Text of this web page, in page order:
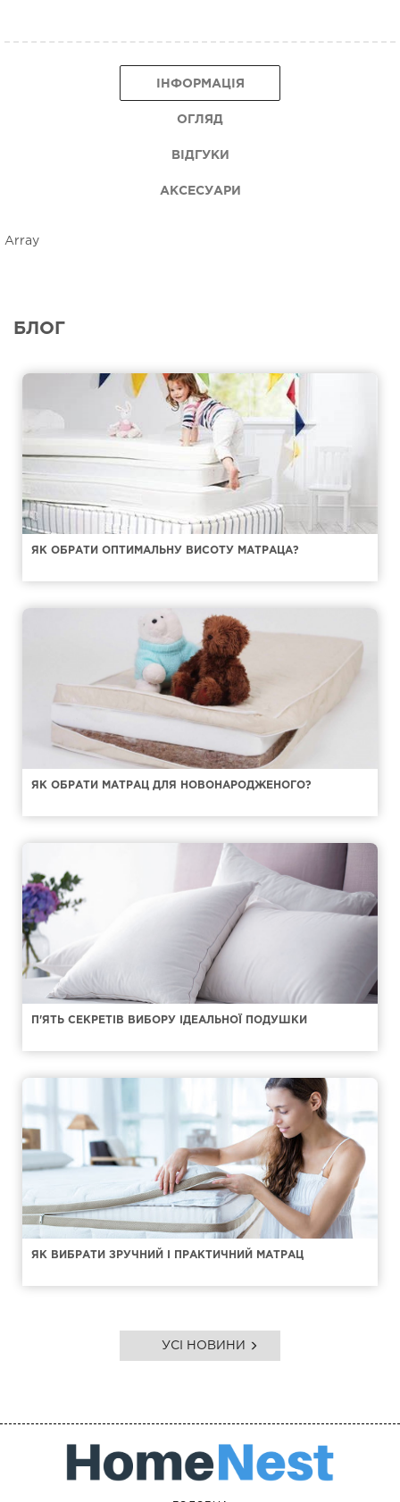
ІНФОРМАЦІЯ
ОГЛЯД
ВІДГУКИ
АКСЕСУАРИ
Array
БЛОГ
ЯК ОБРАТИ ОПТИМАЛЬНУ ВИСОТУ МАТРАЦА?
ЯК ОБРАТИ МАТРАЦ ДЛЯ НОВОНАРОДЖЕНОГО?
П'ЯТЬ СЕКРЕТІВ ВИБОРУ ІДЕАЛЬНОЇ ПОДУШКИ
ЯК ВИБРАТИ ЗРУЧНИЙ І ПРАКТИЧНИЙ МАТРАЦ
УСІ НОВИНИ